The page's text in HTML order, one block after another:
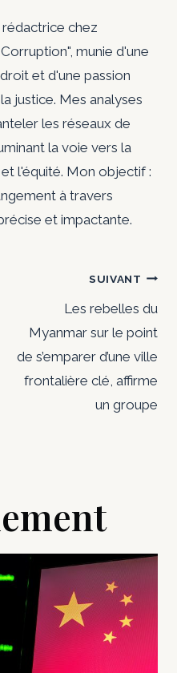
rédactrice chez
munie d'une
et d'une passion
justice. Mes analyses
les réseaux de
la voie vers la
l'équité. Mon objectif :
à travers
et impactante.
SUIVANT
Les rebelles du
Myanmar sur le point
de s’emparer d’une ville
frontalière clé, affirme
un groupe